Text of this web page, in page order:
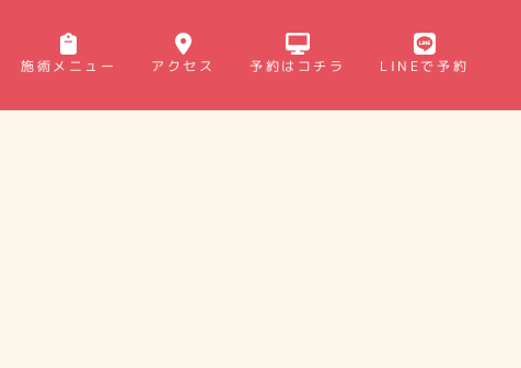
施術メニュー アクセス 予約はコチラ LINEで予約